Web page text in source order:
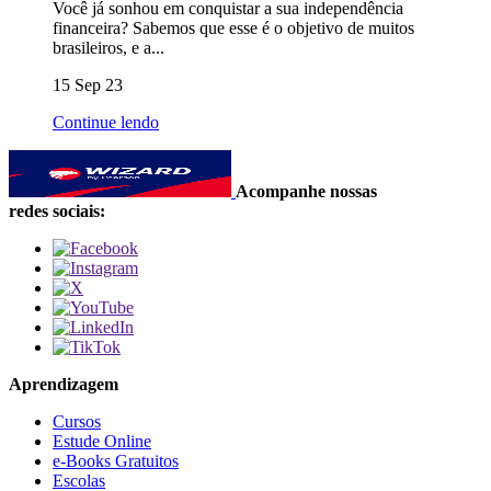
Você já sonhou em conquistar a sua independência
financeira? Sabemos que esse é o objetivo de muitos
brasileiros, e a...
15 Sep 23
Continue lendo
Acompanhe nossas
redes sociais:
Aprendizagem
Cursos
Estude Online
e-Books Gratuitos
Escolas